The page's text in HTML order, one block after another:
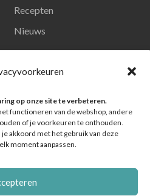
op onze site te verbeteren.
functioneren van de webshop, andere
of je voorkeuren te onthouden.
akkoord met het gebruik van deze
moment aanpassen.
Recepten
Nieuws